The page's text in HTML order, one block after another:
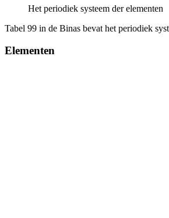
Het periodiek systeem der elementen
Tabel 99 in de Binas bevat het periodiek
Elementen